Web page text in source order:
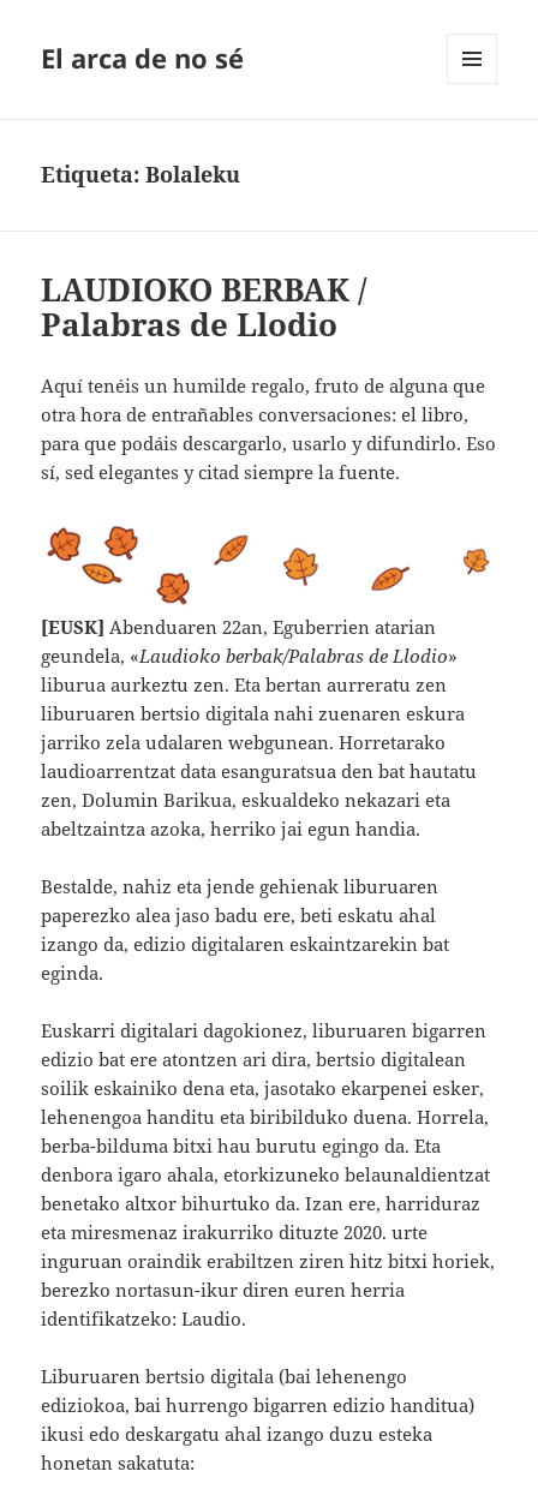
El arca de no sé
Etiqueta:Bolaleku
LAUDIOKO BERBAK /
Palabras de Llodio
Aquí tenéis un humilde regalo, fruto de alguna que
otra hora de entrañables conversaciones: el libro,
para que podáis descargarlo, usarlo y difundirlo. Eso
sí, sed elegantes y citad siempre la fuente.
[EUSK] Abenduaren 22an, Eguberrien atarian
geundela, «Laudioko berbak/Palabras de Llodio»
liburua aurkeztu zen. Eta bertan aurreratu zen
liburuaren bertsio digitala nahi zuenaren eskura
jarriko zela udalaren webgunean. Horretarako
laudioarrentzat data esanguratsua den bat hautatu
zen, Dolumin Barikua, eskualdeko nekazari eta
abeltzaintza azoka, herriko jai egun handia.
Bestalde, nahiz eta jende gehienak liburuaren
paperezko alea jaso badu ere, beti eskatu ahal
izango da, edizio digitalaren eskaintzarekin bat
eginda.
Euskarri digitalari dagokionez, liburuaren bigarren
edizio bat ere atontzen ari dira, bertsio digitalean
soilik eskainiko dena eta, jasotako ekarpenei esker,
lehenengoa handitu eta biribilduko duena. Horrela,
berba-bilduma bitxi hau burutu egingo da. Eta
denbora igaro ahala, etorkizuneko belaunaldientzat
benetako altxor bihurtuko da. Izan ere, harriduraz
eta miresmenaz irakurriko dituzte 2020. urte
inguruan oraindik erabiltzen ziren hitz bitxi horiek,
berezko nortasun-ikur diren euren herria
identifikatzeko: Laudio.
Liburuaren bertsio digitala (bai lehenengo
ediziokoa, bai hurrengo bigarren edizio handitua)
ikusi edo deskargatu ahal izango duzu esteka
honetan sakatuta: